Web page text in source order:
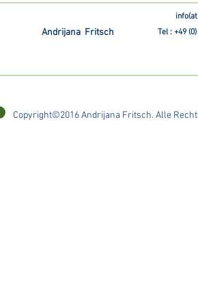
Andrijana Fritsch
Tel : +49
Copyright©2016 Andrijana Fritsch. Alle